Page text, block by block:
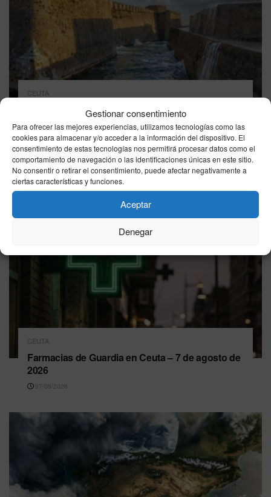
Gestionar consentimiento
Para ofrecer las mejores experiencias, utilizamos tecnologías como las
cookies para almacenar y/o acceder a la información del dispositivo. El
consentimiento de estas tecnologías nos permitirá procesar datos como el
comportamiento de navegación o las identificaciones únicas en este sitio.
No consentir o retirar el consentimiento, puede afectar negativamente a
ciertas características y funciones.
Aceptar
Denegar
CEUTA
El tiempo en Ceuta este viernes 7 de agosto:
AEMET marca cielo poco nuboso, máximas de
27°C y viento del E
07/08/2026
CEUTA
Farmacias de Guardia en Ceuta – 7 de agosto de
2026
07/08/2026